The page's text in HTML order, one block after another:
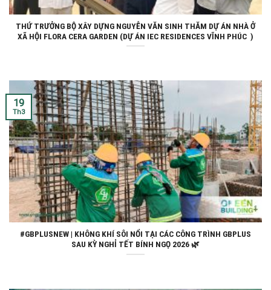
THỨ TRƯỞNG BỘ XÂY DỰNG NGUYỄN VĂN SINH THĂM DỰ ÁN NHÀ Ở
XÃ HỘI FLORA CERA GARDEN (DỰ ÁN IEC RESIDENCES VĨNH PHÚC ️ )
#GBPLUSNEW | KHÔNG KHÍ SÔI NỔI TẠI CÁC CÔNG TRÌNH GBPLUS
SAU KỲ NGHỈ TẾT BÍNH NGỌ 2026 🌿
19
Th3